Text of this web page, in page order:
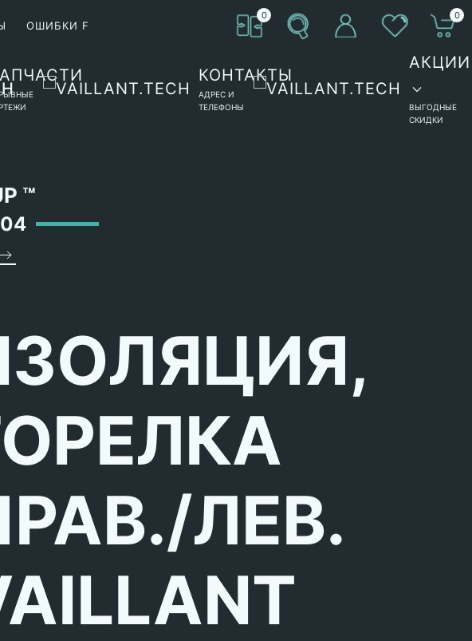
ОШИБКИ F
0 0
КОНТАКТЫ
АДРЕС И
ТЕЛЕФОНЫ
АКЦИИ
ВЫГОДНЫЕ
СКИДКИ
™
ЛЕВ.